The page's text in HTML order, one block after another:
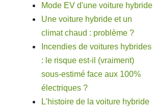
Mode EV d'une voiture hybride
Une voiture hybride et un
climat chaud : problème ?
Incendies de voitures hybrides
: le risque est-il (vraiment)
sous-estimé face aux 100%
électriques ?
L'histoire de la voiture hybride